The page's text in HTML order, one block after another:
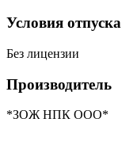
Условия отпуска
Без лицензии
Производитель
*ЗОЖ НПК ООО*